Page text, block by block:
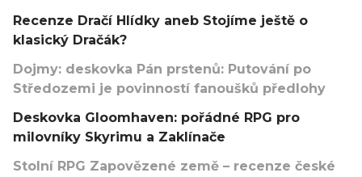
Recenze Dračí Hlídky aneb Stojíme ještě o
klasický Dračák?
Dojmy: deskovka Pán prstenů: Putování po
Středozemi je povinností fanoušků předlohy
Deskovka Gloomhaven: pořádné RPG pro
milovníky Skyrimu a Zaklínače
Stolní RPG Zapovězené země – recenze české